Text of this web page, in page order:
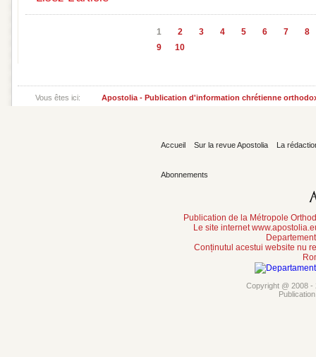
1 2 3 4 5 6 7
8
9
10
Vous êtes ici: Apostolia - Publication d'information chrétienne
Accueil Sur la revue Apostolia La
Abonnements
Publication de la Métropole
Le site internet
Conținutul acestui website nu
Copyright @ 2008 -